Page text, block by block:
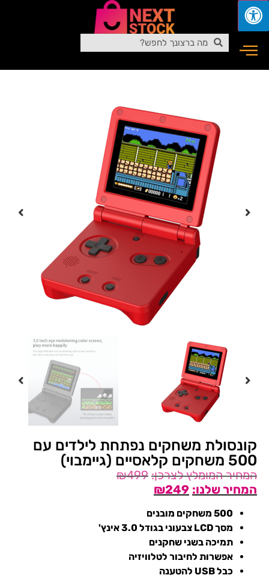
קונסולת משחקים נפתחת לילדים עם
500 משחקים קלאסיים (גיימבוי)
₪499
₪249
500 משחקים מובנים
מסך LCD צבעוני בגודל 3.0 אינץ'
תמיכה בשני שחקנים
אפשרות לחיבור לטלוויזיה
כבל USB להטענה